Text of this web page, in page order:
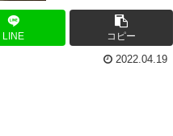
LINE コピー
2022.04.19